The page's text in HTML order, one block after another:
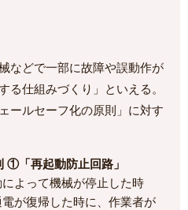
などで一部に故障や誤動作が
る仕組みづくり」といえる。
ールセーフ化の原則」に対す
①「再起動防止回路」
よって機械が停止した時
が復帰した時に、作業者が